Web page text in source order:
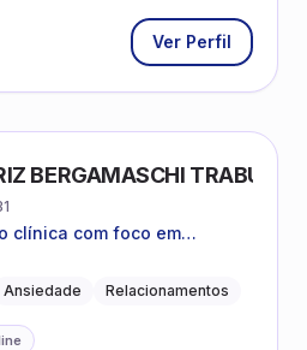
Ver Perfil
BERGAMASCHI TRABUCO
clínica com foco em
de vida
Ansiedade Relacionamentos